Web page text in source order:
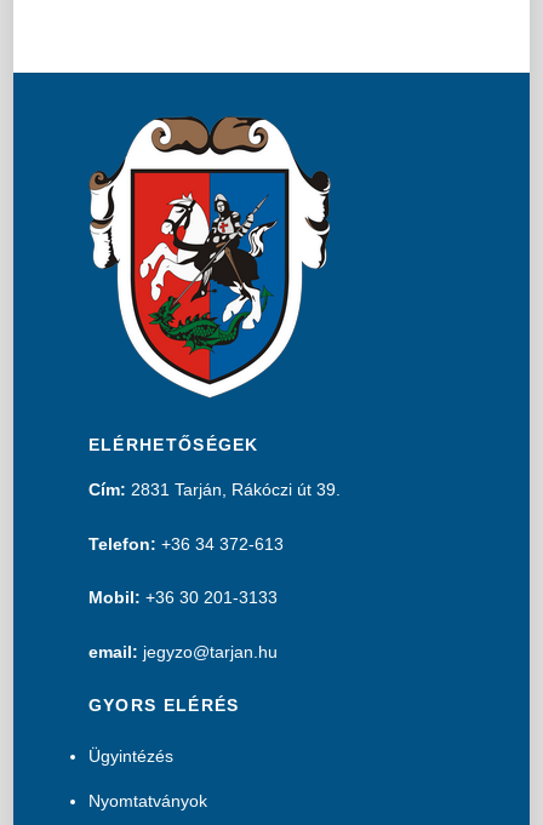
ELÉRHETŐSÉGEK
Cím: 2831 Tarján, Rákóczi út 39.
Telefon: +36 34 372-613
Mobil: +36 30 201-3133
email: jegyzo@tarjan.hu
GYORS ELÉRÉS
Ügyintézés
Nyomtatványok